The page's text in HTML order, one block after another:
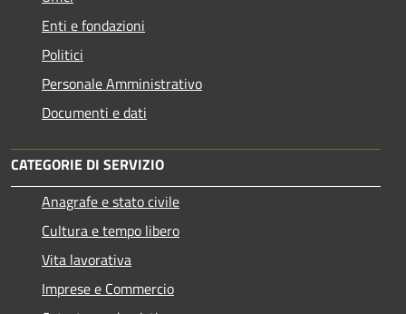
Enti e fondazioni
Politici
Personale Amministrativo
Documenti e dati
CATEGORIE DI SERVIZIO
Anagrafe e stato civile
Cultura e tempo libero
Vita lavorativa
Imprese e Commercio